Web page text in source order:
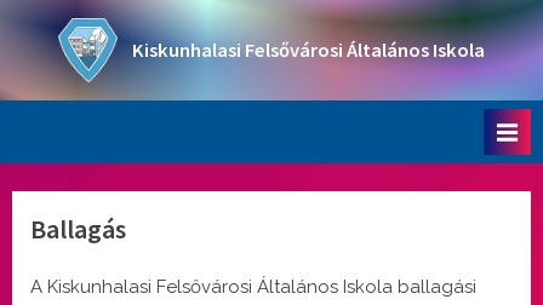
content
Kiskunhalasi Felsővárosi Általános Iskola
Ballagás
A Kiskunhalasi Felsővárosi Általános Iskola ballagási